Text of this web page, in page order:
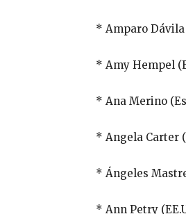
* Amparo Dávila
* Amy Hempel
* Ana Merino
* Angela Carter
* Ángeles
* Ann Petry